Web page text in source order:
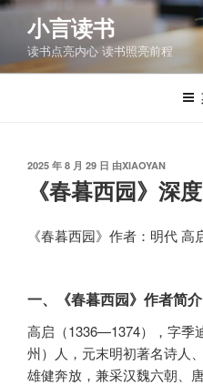
跳
容
小言读书
读书点亮内心 读书照亮前程
发
2025 年 8 月 29 日 由XIAOYAN
《春暮西园》深
《春暮西园》作者：明代 高
一、《春暮西园》作者简介
高启（1336—1374），字季
州）人，元末明初著名诗人
雄健奔放，兼采汉魏六朝、